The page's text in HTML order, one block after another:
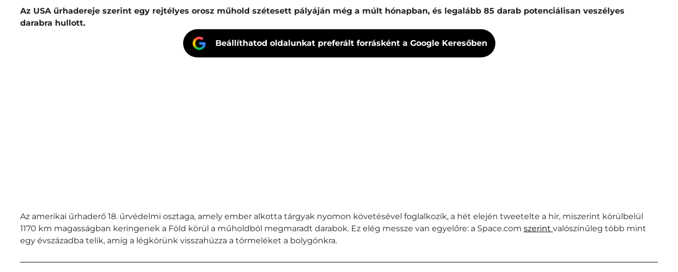
Az USA űrhadereje szerint egy rejtélyes orosz műhold szétesett pályáján még a múlt hónapban, és legalább 85 darab potenciálisan veszélyes
darabra hullott.
Beállíthatod oldalunkat preferált forrásként a Google Keresőben
Az amerikai űrhaderő 18. űrvédelmi osztaga, amely ember alkotta tárgyak nyomon követésével foglalkozik, a hét elején tweetelte a hír, miszerint körülbelül
1170 km magasságban keringenek a Föld körül a műholdból megmaradt darabok. Ez elég messze van egyelőre: a Space.com szerint valószínűleg több mint
egy évszázadba telik, amíg a légkörünk visszahúzza a törmeléket a bolygónkra.